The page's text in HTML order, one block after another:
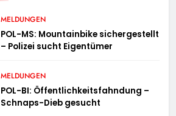
MELDUNGEN
POL-MS: Mountainbike sichergestellt
– Polizei sucht Eigentümer
MELDUNGEN
POL-BI: Öffentlichkeitsfahndung –
Schnaps-Dieb gesucht